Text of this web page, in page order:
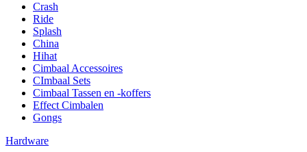
Crash
Ride
Splash
China
Hihat
Cimbaal Accessoires
CImbaal Sets
Cimbaal Tassen en -koffers
Effect Cimbalen
Gongs
Hardware